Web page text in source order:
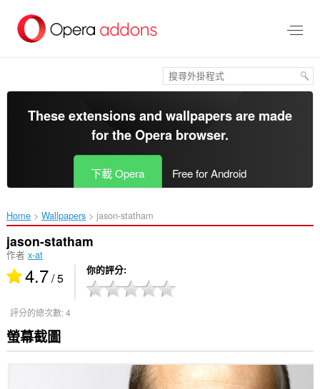
區
These extensions and wallpapers are made
for theOpera browser.
下載 Opera Free for Android
Home Wallpapers jason-statham‎
jason-statham
作者 x-at
4.7/ 5 你的評分
評分的總次數:4
螢幕截圖